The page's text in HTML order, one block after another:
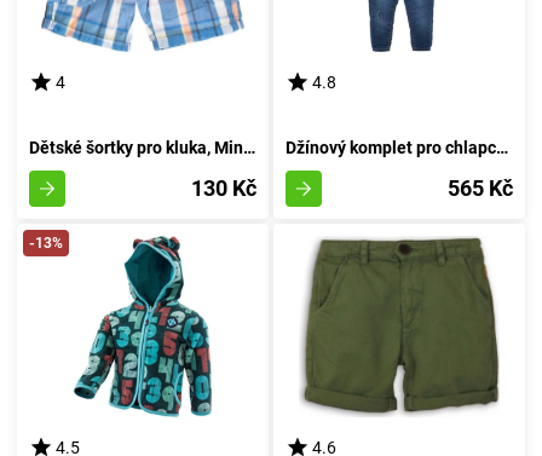
4
Dětské šortky pro kluka, Minoti, pug 5, velikost 92/98 | 2-3 roky
130 Kč
4.8
Džínový komplet pro chlapce - tričko a džíny, Minoti, Mite 5, kluk - 92/98 | 2/3let
565 Kč
-13%
4.5 4.6